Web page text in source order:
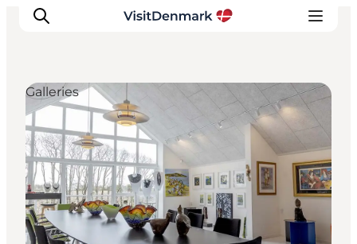
Ispirazioni
Dove andare
Cosa fare
Dove dormire
Pianifica il viaggio
Galleries